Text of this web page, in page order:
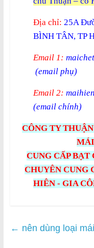
Địa chỉ: 25A
BÌNH TÂN, TP
Email 1:
(email phụ)
Email 2:
(email chính)
CÔNG TY
CUNG CẤP
CHUYÊN CUNG
HIÊN - GIA
← nên dùng loại